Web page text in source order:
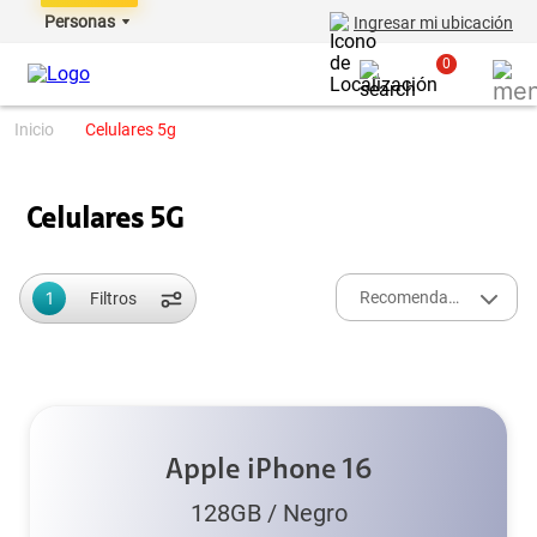
Personas Ingresar mi ubicación
0
celulares 5g
Celulares 5G
1 Filtros Recomendados
Apple iPhone 16
128GB/ Negro